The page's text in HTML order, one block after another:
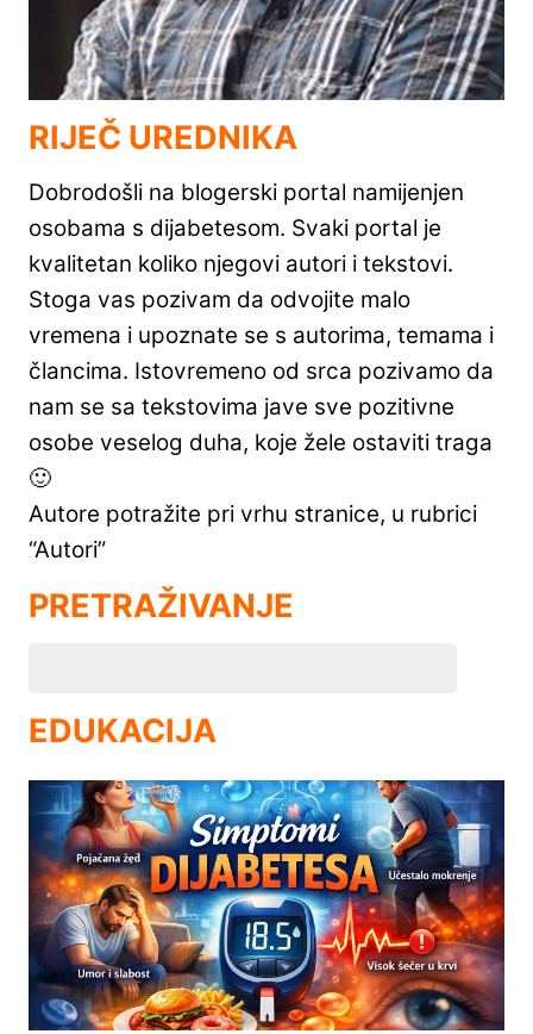
RIJEČ UREDNIKA
Dobrodošli na blogerski portal namijenjen
osobama s dijabetesom. Svaki portal je
kvalitetan koliko njegovi autori i tekstovi.
Stoga vas pozivam da odvojite malo
vremena i upoznate se s autorima, temama i
člancima. Istovremeno od srca pozivamo da
nam se sa tekstovima jave sve pozitivne
osobe veselog duha, koje žele ostaviti traga
🙂
Autore potražite pri vrhu stranice, u rubrici
“Autori”
PRETRAŽIVANJE
EDUKACIJA